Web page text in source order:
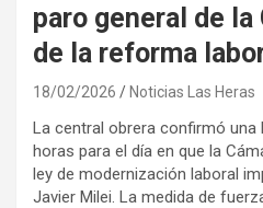
paro general de la
de la reforma
18/02/2026 Noticias Las Heras
La central obrera confirmó una
horas para el día en que la
ley de modernización laboral
Javier Milei. La medida de